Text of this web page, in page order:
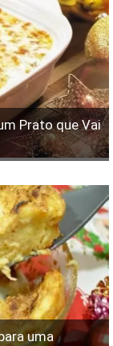
Prato que Vai
uma